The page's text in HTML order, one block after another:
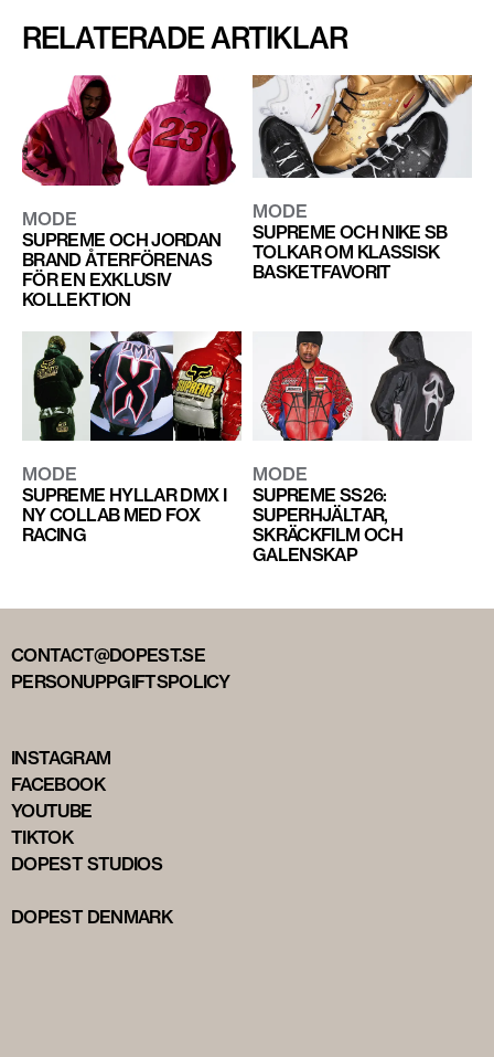
RELATERADE ARTIKLAR
MODE
SUPREME OCH JORDAN
BRAND ÅTERFÖRENAS
FÖR EN EXKLUSIV
KOLLEKTION
MODE
SUPREME OCH NIKE SB
TOLKAR OM KLASSISK
BASKETFAVORIT
MODE
SUPREME HYLLAR DMX I
NY COLLAB MED FOX
RACING
MODE
SUPREME SS26:
SUPERHJÄLTAR,
SKRÄCKFILM OCH
GALENSKAP
CONTACT@DOPEST.SE
PERSONUPPGIFTSPOLICY
INSTAGRAM
FACEBOOK
YOUTUBE
TIKTOK
DOPEST STUDIOS
DOPEST DENMARK